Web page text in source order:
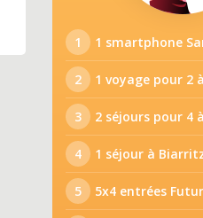
1 1 smartphone
2 1 voyage pour 2
3 2 séjours pour 4
4 1 séjour à
5 5x4 entrées